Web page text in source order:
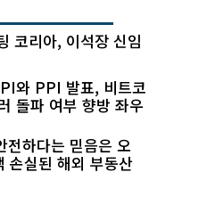
코리아, 이석장 신임
와 PPI 발표, 비트코
돌파 여부 향방 좌우
전하다는 믿음은 오
실된 해외 부동산